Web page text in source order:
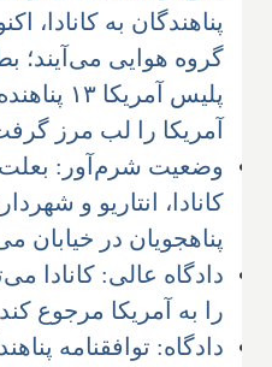
پناهندگان به کانادا،
گروه هوایی می‌آیند؛
پلیس
آمریکا را لب مرز
وضعیت شرم‌آور:
کانادا، انتاریو و
پناهجویان در خیابان
دادگاه عالی: کانادا
را به آمریکا مرجوع کند
دادگاه: توافقنامه